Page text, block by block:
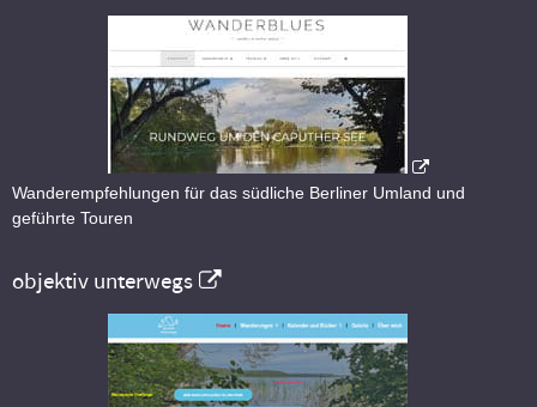
Wanderempfehlungen für das südliche Berliner Umland und
geführte Touren
objektiv unterwegs